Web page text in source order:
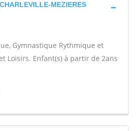
MEZIERES
Gymnastique Rythmique et
Loisirs. Enfant(s) à partir de 2ans